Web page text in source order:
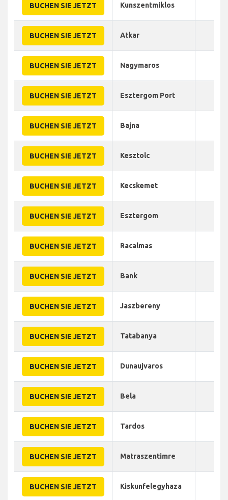
BUCHEN SIE JETZT Kunszentmiklos
BUCHEN SIE JETZT Atkar
BUCHEN SIE JETZT Nagymaros
BUCHEN SIE JETZT Esztergom Port
BUCHEN SIE JETZT Bajna
BUCHEN SIE JETZT Kesztolc
BUCHEN SIE JETZT Kecskemet
BUCHEN SIE JETZT Esztergom
BUCHEN SIE JETZT Racalmas
BUCHEN SIE JETZT Bank
BUCHEN SIE JETZT Jaszbereny
BUCHEN SIE JETZT Tatabanya
BUCHEN SIE JETZT Dunaujvaros
BUCHEN SIE JETZT Bela
BUCHEN SIE JETZT Tardos
BUCHEN SIE JETZT Matraszentimre 100
BUCHEN SIE JETZT Kiskunfelegyhaza